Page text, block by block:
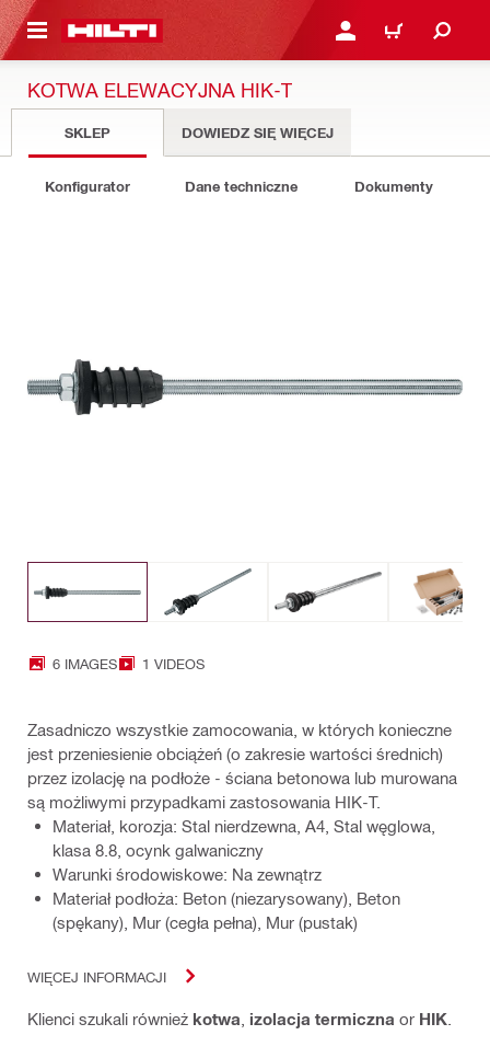
GŁÓWNEJ ZALOGUJ SIĘ LUB
KOSZYK
KOTWA ELEWACYJNA HIK-T
SKLEP DOWIEDZ SIĘ WIĘCEJ
Konfigurator Dane techniczne Dokumenty
6 IMAGES 1 VIDEOS
Zasadniczo wszystkie zamocowania, w których konieczne
jest przeniesienie obciążeń (o zakresie wartości średnich)
przez izolację na podłoże - ściana betonowa lub murowana
są możliwymi przypadkami zastosowania HIK-T.
Materiał, korozja: Stal nierdzewna, A4, Stal węglowa,
klasa 8.8, ocynk galwaniczny
Warunki środowiskowe: Na zewnątrz
Materiał podłoża: Beton (niezarysowany), Beton
(spękany), Mur (cegła pełna), Mur (pustak)
WIĘCEJ INFORMACJI
Klienci szukali również kotwa izolacja termiczna or HIK